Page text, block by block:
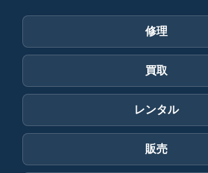
修理
買取
レンタル
販売